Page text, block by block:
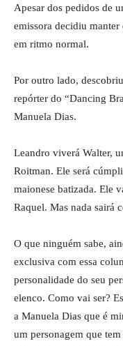
Apesar dos pedidos de
emissora decidiu manter
em ritmo normal.
Por outro lado,
repórter do “Dancing
Manuela Dias.
Leandro viverá Walter,
Roitman. Ele será
maionese batizada. Ele
Raquel. Mas nada sairá
O que ninguém sabe,
exclusiva com essa
personalidade do seu
elenco. Como vai ser?
a Manuela Dias que é
um personagem que